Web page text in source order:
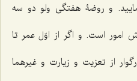
و روضۀ هفتگى ولو دو سه
امور است. و اگر از اوّل عمر تا
از تعزيت و زيارت و غيرهما